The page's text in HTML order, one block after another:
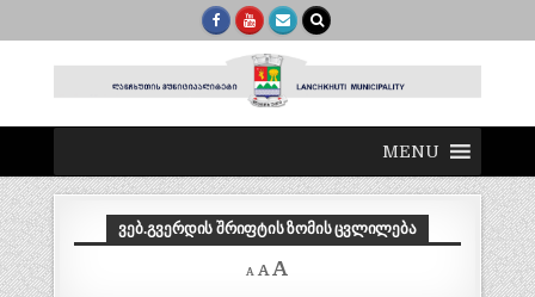
MENU
ᲕᲔᲑ.ᲒᲕᲔᲠᲓᲘᲡ ᲨᲠᲘᲤᲢᲘᲡ ᲖᲝᲛᲘᲡ ᲪᲕᲚᲘᲚᲔᲑᲐ
A
Decrease
font
A Reset
A